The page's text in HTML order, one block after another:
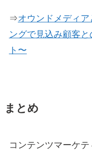
⇒オウンドメディ
ングで見込み顧客
ト〜
まとめ
コンテンツマーケ